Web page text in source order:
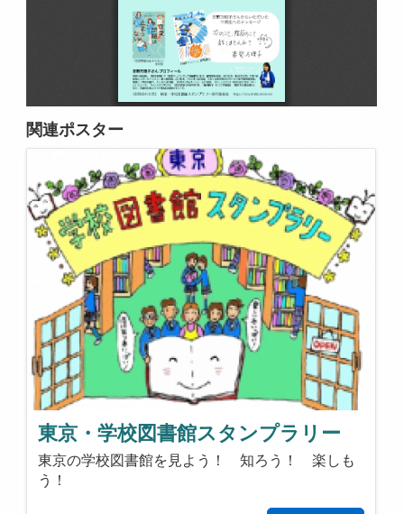
関連ポスター
東京・学校図書館スタンプラリー
東京の学校図書館を見よう！ 知ろう！ 楽しも
う！